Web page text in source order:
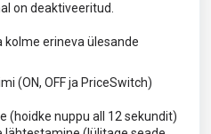
on deaktiveeritud.
kolme erineva ülesande
(ON, OFF ja PriceSwitch)
(hoidke nuppu all 12 sekundit)